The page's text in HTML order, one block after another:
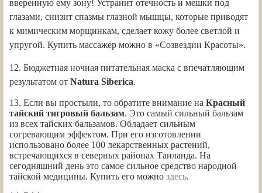
вверенную ему зону! Устранит отечность и мешки под
глазами, снизит спазмы глазной мышцы, которые приводят
к мимическим морщинкам, сделает кожу более светлой и
упругой. Купить массажер можно в «Созвездии Красоты».
12. Бюджетная ночная питательная маска с впечатляющим
результатом от Natura Siberica.
13. Если вы простыли, то обратите внимание на Красный
тайский тигровый бальзам. Это самый сильный бальзам
из всех тайских бальзамов. Обладает сильным
согревающим эффектом. При его изготовлении
использовано более 100 лекарственных растений,
встречающихся в северных районах Таиланда. На
сегодняшний день это самое сильное средство народной
тайской медицины. Купить его можно здесь.